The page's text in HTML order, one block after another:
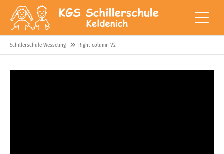
Schillerschule Wesseling Right column V2